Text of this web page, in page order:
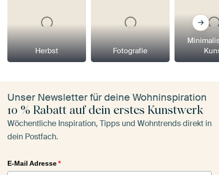
Herbst Fotografie
Unser Newsletter für deine Wohninspiration
10 % Rabatt auf dein erstes Kunstwerk
Wöchentliche Inspiration, Tipps und Wohntrends direkt in
dein Postfach.
E-Mail Adresse*